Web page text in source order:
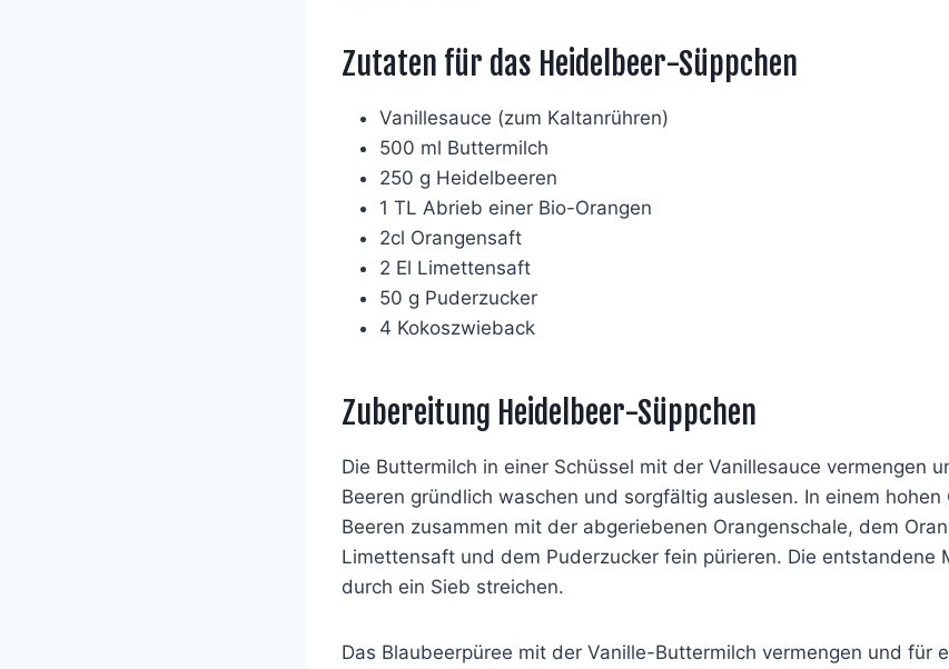
Zutaten für das Heidelbeer-Süppchen
Vanillesauce (zum Kaltanrühren)
500 ml Buttermilch
250 g Heidelbeeren
1 TL Abrieb einer Bio-Orangen
2cl Orangensaft
2 El Limettensaft
50 g Puderzucker
4 Kokoszwieback
Zubereitung Heidelbeer-Süppchen
Die Buttermilch in einer Schüssel mit der Vanillesauce vermengen
Beeren gründlich waschen und sorgfältig auslesen. In einem hohen
Beeren zusammen mit der abgeriebenen Orangenschale, dem
Limettensaft und dem Puderzucker fein pürieren. Die entstandene
durch ein Sieb streichen.
Das Blaubeerpüree mit der Vanille-Buttermilch vermengen und für